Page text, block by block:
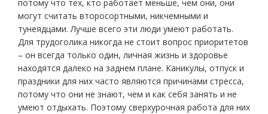
потому что тех, кто работает меньше, чем они, они
могут считать второсортными, никчемными и
тунеядцами. Лучше всего эти люди умеют работать.
Для трудоголика никогда не стоит вопрос приоритетов
– он всегда только один, личная жизнь и здоровье
находятся далеко на заднем плане. Каникулы, отпуск и
праздники для них часто являются причинами стресса,
потому что они не знают, чем и как себя занять и не
умеют отдыхать. Поэтому сверхурочная работа для них